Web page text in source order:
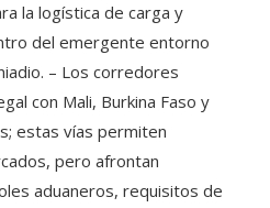
la logística de carga y
del emergente entorno
– Los corredores
con Mali, Burkina Faso y
estas vías permiten
pero afrontan
aduaneros, requisitos de